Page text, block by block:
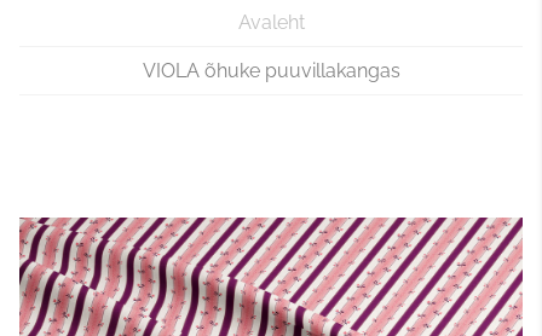
Avaleht
VIOLA õhuke puuvillakangas